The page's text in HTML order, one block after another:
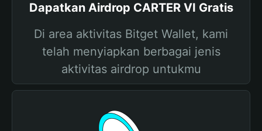
Dapatkan Airdrop CARTER VI Gratis
Di area aktivitas Bitget Wallet, kami
telah menyiapkan berbagai jenis
aktivitas airdrop untukmu